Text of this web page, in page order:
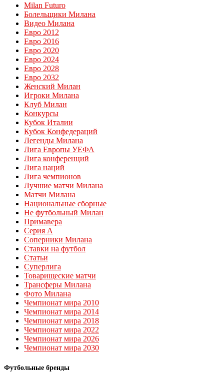
Milan Futuro
Болельщики Милана
Видео Милана
Евро 2012
Евро 2016
Евро 2020
Евро 2024
Евро 2028
Евро 2032
Женский Милан
Игроки Милана
Клуб Милан
Конкурсы
Кубок Италии
Кубок Конфедераций
Легенды Милана
Лига Европы УЕФА
Лига конференций
Лига наций
Лига чемпионов
Лучшие матчи Милана
Матчи Милана
Национальные сборные
Не футбольный Милан
Примавера
Серия А
Соперники Милана
Ставки на футбол
Статьи
Суперлига
Товарищеские матчи
Трансферы Милана
Фото Милана
Чемпионат мира 2010
Чемпионат мира 2014
Чемпионат мира 2018
Чемпионат мира 2022
Чемпионат мира 2026
Чемпионат мира 2030
Футбольные бренды